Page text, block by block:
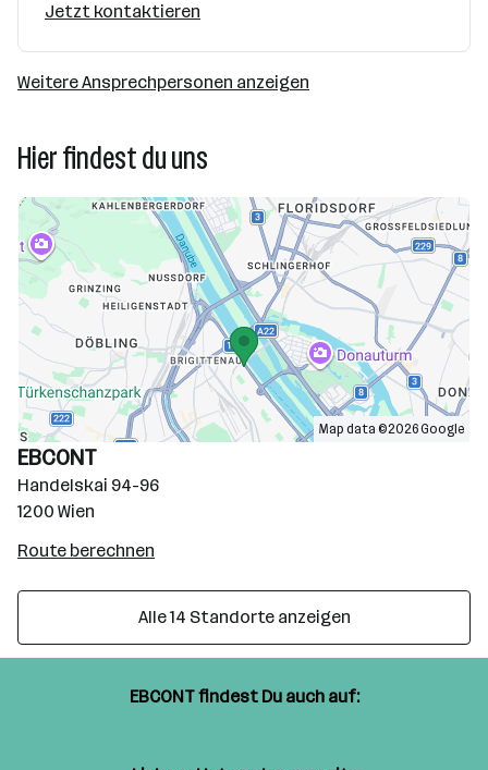
Jetzt kontaktieren
Weitere Ansprechpersonen anzeigen
Hier findest du uns
Map data ©2026 Google
EBCONT
Handelskai 94-96
1200 Wien
Route
google
berechnen
Route berechnen
Alle 14 Standorte anzeigen
EBCONT findest Du auch auf: